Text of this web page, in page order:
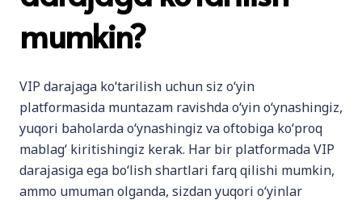
mumkin?
VIP darajaga ko‘tarilish uchun siz o‘yin
platformasida muntazam ravishda o‘yin o‘ynashingiz,
yuqori baholarda o‘ynashingiz va oftobiga ko‘proq
mablag‘ kiritishingiz kerak. Har bir platformada VIP
darajasiga ega bo‘lish shartlari farq qilishi mumkin,
ammo umuman olganda, sizdan yuqori o‘yinlar